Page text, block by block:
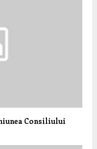
Consiliului